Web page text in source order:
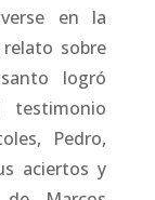
en la
sobre
logró
testimonio
Pedro,
aciertos y